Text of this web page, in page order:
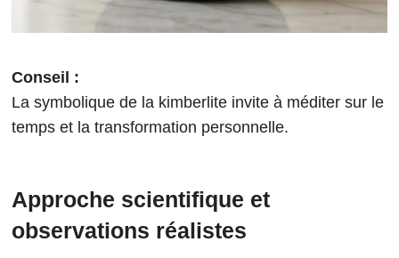
Conseil :
La symbolique de la kimberlite invite à méditer sur le
temps et la transformation personnelle.
Approche scientifique et
observations réalistes